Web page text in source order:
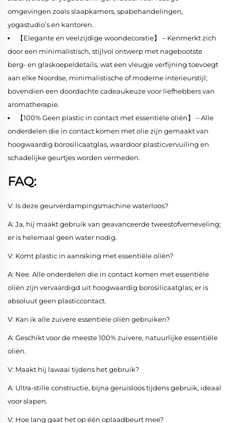
omgevingen zoals slaapkamers, spabehandelingen,
yogastudio’s en kantoren.
【Elegante en veelzijdige woondecoratie】 – Kenmerkt zich
door een minimalistisch, stijlvol ontwerp met nagebootste
berg- en glaskoepeldetails, wat een vleugje verfijning toevoegt
aan elke Noordse, minimalistische of moderne interieurstijl;
bovendien een doordachte cadeaukeuze voor liefhebbers van
aromatherapie.
【100% Geen plastic in contact met essentiële oliën】 – Alle
onderdelen die in contact komen met olie zijn gemaakt van
hoogwaardig borosilicaatglas, waardoor plasticvervuiling en
schadelijke geurtjes worden vermeden.
FAQ:
V: Is deze geurverdampingsmachine waterloos?
A: Ja, hij maakt gebruik van geavanceerde tweestofverneveling;
er is helemaal geen water nodig.
V: Komt plastic in aanraking met essentiële oliën?
A: Nee. Alle onderdelen die in contact komen met essentiële
oliën zijn vervaardigd uit hoogwaardig borosilicaatglas; er is
absoluut geen plasticcontact.
V: Kan ik alle zuivere essentiële oliën gebruiken?
A: Geschikt voor de meeste 100% zuivere, natuurlijke essentiële
oliën.
V: Maakt hij lawaai tijdens het gebruik?
A: Ultra-stille constructie, bijna geruisloos tijdens gebruik, ideaal
voor slapen.
V: Hoe lang gaat het op één oplaadbeurt mee?